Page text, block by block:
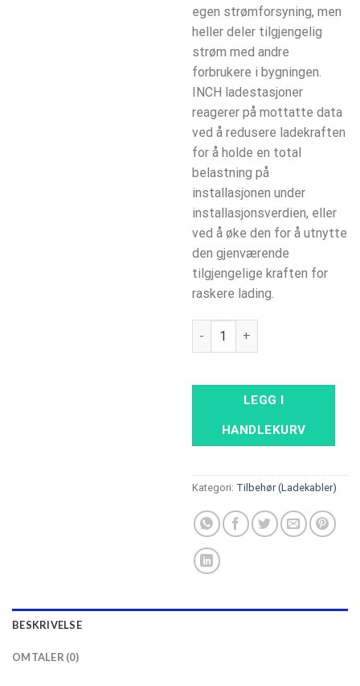
egen strømforsyning, men
heller deler tilgjengelig
strøm med andre
forbrukere i bygningen.
INCH ladestasjoner
reagerer på mottatte data
ved å redusere ladekraften
for å holde en total
belastning på
installasjonen under
installasjonsverdien, eller
ved å øke den for å utnytte
den gjenværende
tilgjengelige kraften for
raskere lading.
Load guard for Etrel-
LEGG I
HANDLEKURV
Kategori: Tilbehør (Ladekabler)
BESKRIVELSE
OMTALER (0)